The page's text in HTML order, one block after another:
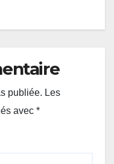
publiée. Les
avec *